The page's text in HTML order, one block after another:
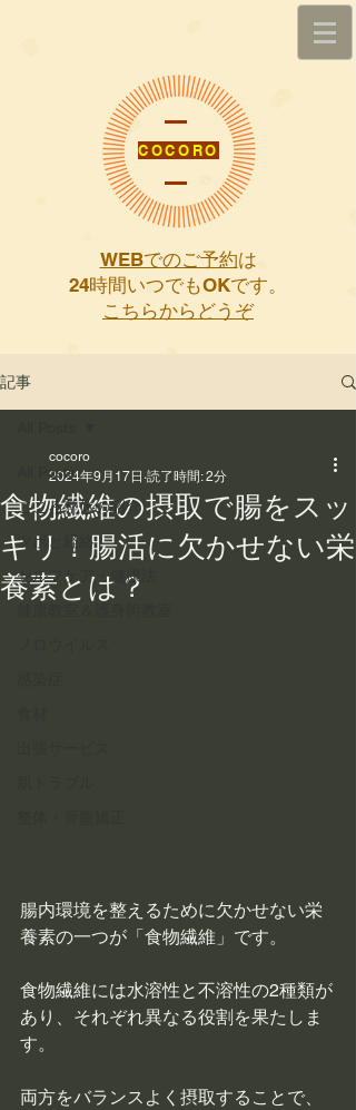
COCORO
WEBでのご予約は
​24時間いつでもOKです。
こちらからどうぞ
記事
All Posts
こころ整体の紹介
ツボと経絡
セルフケア・健康法
食物繊維の摂取で腸をスッ
キリ！腸活に欠かせない栄
養素とは？
cocoro
2024年9月17日 読了時間: 2分
腸内環境を整えるために欠かせない栄
養素の一つが「食物繊維」です。
食物繊維には水溶性と不溶性の2種類が
あり、それぞれ異なる役割を果たしま
す。
両方をバランスよく摂取することで、